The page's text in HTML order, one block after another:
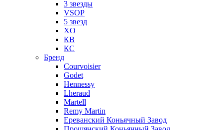
3 звезды
VSOP
5 звезд
XO
КВ
КС
Бренд
Courvoisier
Godet
Hennessy
Lheraud
Martell
Remy Martin
Ереванский Коньячный Завод